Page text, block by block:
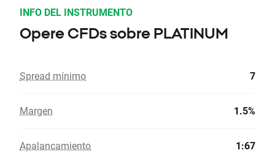
INFO DEL INSTRUMENTO
Opere CFDs sobre PLATINUM
Spread mínimo 7
Margen 1.5%
Apalancamiento 1:67